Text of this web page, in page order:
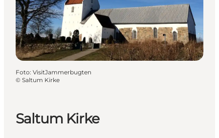
Mach deine Urlaubsplanung
Saltum Kirke
Foto: VisitJammerbugten
© Saltum Kirke